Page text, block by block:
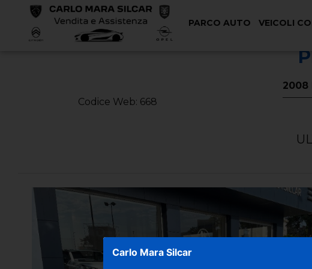
PARCO AUTO VEICOLI
< Torna Indietro
Codice Web: 668
2008
Carlo Mara Silcar